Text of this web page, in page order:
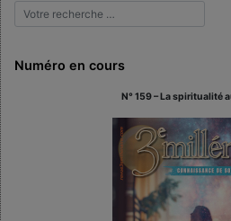
Numéro en cours
N° 159 – La spiritualité